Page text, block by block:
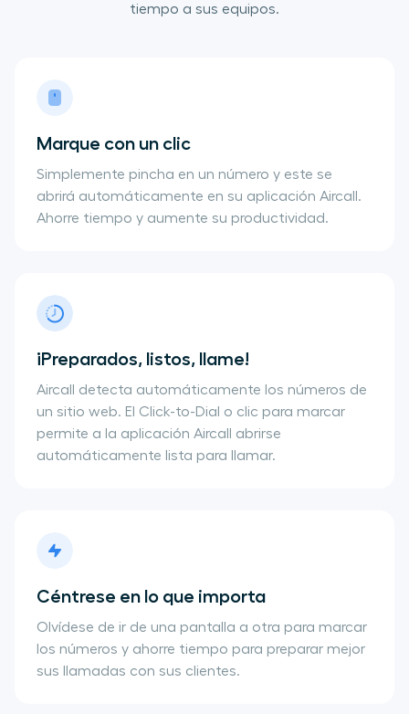
tiempo a sus equipos.
Marque con un clic
Simplemente pincha en un número y este se
abrirá automáticamente en su aplicación Aircall.
Ahorre tiempo y aumente su productividad.
¡Preparados, listos, llame!
Aircall detecta automáticamente los números de
un sitio web. El Click-to-Dial o clic para marcar
permite a la aplicación Aircall abrirse
automáticamente lista para llamar.
Céntrese en lo que importa
Olvídese de ir de una pantalla a otra para marcar
los números y ahorre tiempo para preparar mejor
sus llamadas con sus clientes.